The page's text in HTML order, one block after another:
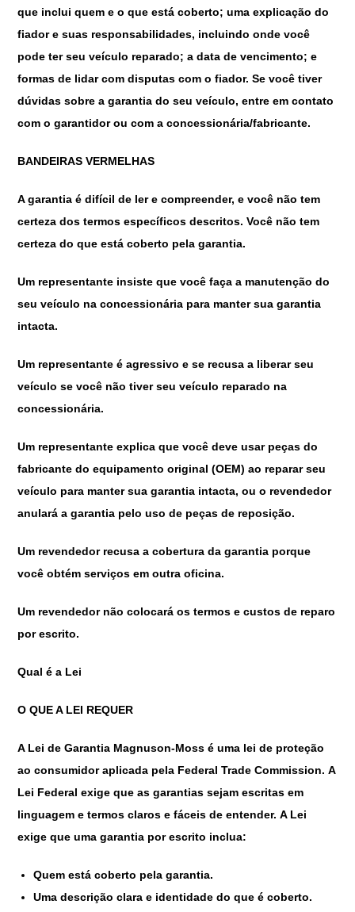
que inclui quem e o que está coberto; uma explicação do
fiador e suas responsabilidades, incluindo onde você
pode ter seu veículo reparado; a data de vencimento; e
formas de lidar com disputas com o fiador. Se você tiver
dúvidas sobre a garantia do seu veículo, entre em contato
com o garantidor ou com a concessionária/fabricante.
BANDEIRAS VERMELHAS
A garantia é difícil de ler e compreender, e você não tem
certeza dos termos específicos descritos. Você não tem
certeza do que está coberto pela garantia.
Um representante insiste que você faça a manutenção do
seu veículo na concessionária para manter sua garantia
intacta.
Um representante é agressivo e se recusa a liberar seu
veículo se você não tiver seu veículo reparado na
concessionária.
Um representante explica que você deve usar peças do
fabricante do equipamento original (OEM) ao reparar seu
veículo para manter sua garantia intacta, ou o revendedor
anulará a garantia pelo uso de peças de reposição.
Um revendedor recusa a cobertura da garantia porque
você obtém serviços em outra oficina.
Um revendedor não colocará os termos e custos de reparo
por escrito.
Qual é a Lei
O QUE A LEI REQUER
A Lei de Garantia Magnuson-Moss é uma lei de proteção
ao consumidor aplicada pela Federal Trade Commission. A
Lei Federal exige que as garantias sejam escritas em
linguagem e termos claros e fáceis de entender. A Lei
exige que uma garantia por escrito inclua:
Quem está coberto pela garantia.
Uma descrição clara e identidade do que é coberto.